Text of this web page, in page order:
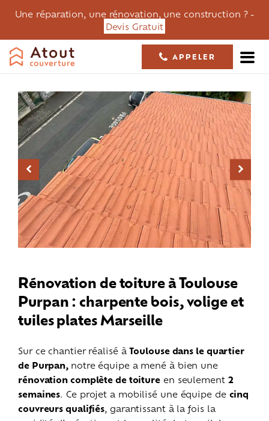
Une réparation, une rénovation, une construction ? -
Devis Gratuit
05 61 36 23 68
APPELER
Rénovation de toiture à Toulouse
Purpan : charpente bois, volige et
tuiles plates Marseille
Sur ce chantier réalisé àToulouse dans le quartier
de Purpan, notre équipe a mené à bien une
rénovation complète de toiture en seulement 2
semaines. Ce projet a mobilisé une équipe de cinq
couvreurs qualifiés, garantissant à la fois la